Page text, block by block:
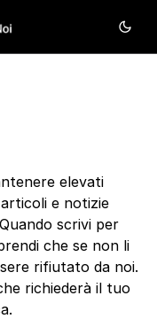
elevati
e notizie
scrivi per
che se non li
rifiutato da noi.
richiederà il tuo